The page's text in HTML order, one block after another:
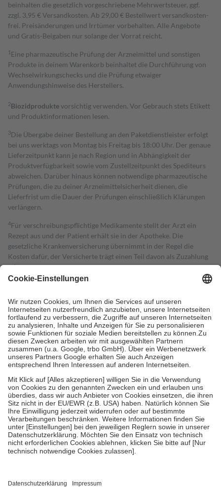
beinhalten die gesetzlich vorgeschriebene Mehrwertsteuer, ggf.
zzgl. 3,95 € Versandkosten. Ab 29,00 € Bestell­wert versand­kosten­
frei. Preisänderungen und Irrtümer vorbehalten. Alle Angebote
und Gratis-Beigaben nur solange der Vorrat reicht.
1 Eine pharmazeutische Prüfung der Arzneimittel und sonstigen
Produkte in deinem Warenkorb beinhaltet die Durchführung von
Wechselwirkungschecks und die Prüfung etwaiger
Anwendungshinweise des Herstellers.
2Biozidproduktevorsichtig verwenden. Vor Gebrauch stets Etikett
und Produktinformationen lesen.
3Die Übergabe deiner Bestellung an den Paketdienstleister erfolgt
bei uns werktags von Montag bis Freitag bis 18:00 Uhr. Der genaue
Lieferzeitpunkt kann je nach Region und in Abhängigkeit der
Produktverfügbarkeit sowie vom Zustellzeitpunkt des Spediteurs
abweichen. Darüber hinaus können notwendige pharmazeutische
Prüfungen, die zu deiner Arzneimittelsicherheit dienen, die
Lieferfrist um die Dauer der Prüfungen einschließlich Klärungen
verlängern.
4Für verschreibungspflichtige Medikamente stellt der Arzt ein
Rezept aus und der Patient erhält sie in der Apotheke. Die
gesetzliche Krankenversicherung übernimmt in der Regel die
Kosten dafür, der Versicherte trägt einen Teil davon als Zuzahlung
mit.
Grundsätzlich leisten Mitglieder Zuzahlungen in Höhe von zehn
höchstens zehn Euro.
Es sind jedoch nie mehr als die tatsächlichen
Kosten der Leistung zu entrichten.
Diese Regeln gelten grundsätzlich auch für Online-Apotheken.
Bei Heilmitteln und häuslicher Krankenpflege beträgt die
Zuzahlung zehn Prozent der Kosten sowie zehn Euro je
Verordnung.
Um das Engagement der Versicherten für ihre eigene Gesundheit zu
stärken und die besondere Stellung der Familie zu unterstützen,
fallenkeine Zuzahlungenan bei:
• Kindern und Jugendlichen bis zum vollendeten 18. Lebensjahr
mit Ausnahme der Fahrkosten
• Untersuchungen zur Vorsorge und Früherkennung, die von der
GKV getragen werden
• empfohlenen Schutzimpfungen
• Harn- und Blutteststreifen
getroffen, um sicherzustellen, dass es sich um echte Bewertungen